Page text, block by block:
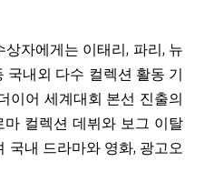
자에게는 이태리, 파리, 뉴
국내외 다수 컬렉션 활동 기
이어 세계대회 본선 진출의
컬렉션 데뷔와 보그 이탈
국내 드라마와 영화, 광고오